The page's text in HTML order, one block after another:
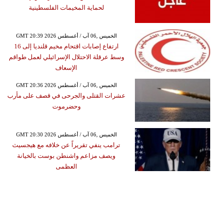
لحماية المخيمات الفلسطينية
GMT 20:39 2026 الخميس ,06 آب / أغسطس
ارتفاع إصابات اقتحام مخيم قلنديا إلى 16
وسط عرقلة الاحتلال الإسرائيلي لعمل طواقم
الإسعاف
GMT 20:36 2026 الخميس ,06 آب / أغسطس
عشرات القتلى والجرحى في قصف على مأرب
وحضرموت
GMT 20:30 2026 الخميس ,06 آب / أغسطس
ترامب ينفي تقريراً عن خلافه مع هيجسيث
ويصف مزاعم واشنطن بوست بالخيانة
العظمى